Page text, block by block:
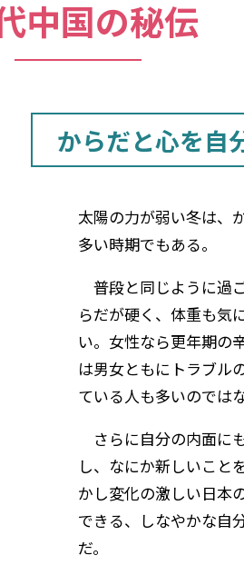
中国の秘伝
からだと心を自
太陽の力が弱い冬は、
多い時期でもある。
普段と同じように過
らだが硬く、体重も気
い。女性なら更年期の
は男女ともにトラブル
ている人も多いのでは
さらに自分の内面に
し、なにか新しいこと
かし変化の激しい日本
できる、しなやかな自
だ。